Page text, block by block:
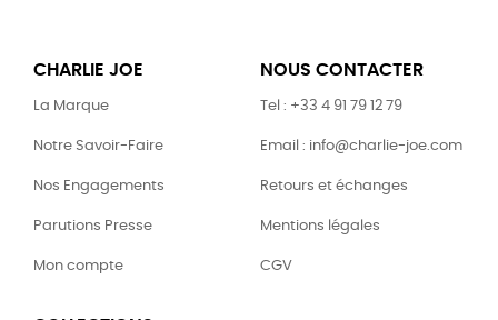
CHARLIE JOE
La Marque
Notre Savoir-Faire
Nos Engagements
Parutions Presse
Mon compte
NOUS CONTACTER
Tel : +33 4 91 79 12 79
Email : info@charlie-joe.com
Retours et échanges
Mentions légales
CGV